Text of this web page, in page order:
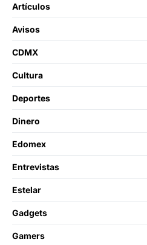
Artículos
Avisos
CDMX
Cultura
Deportes
Dinero
Edomex
Entrevistas
Estelar
Gadgets
Gamers